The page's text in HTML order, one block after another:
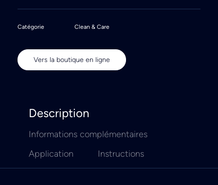
Catégorie Clean & Care
Vers la boutique en ligne
Description
Informations complémentaires
Application
Instructions